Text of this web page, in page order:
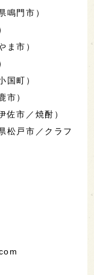
鳴門市）
ま市）
国町）
市）
佐市／焼酎）
松戸市／クラフ